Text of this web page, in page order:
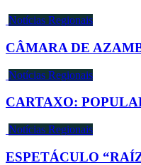
Notícias Regionais
CÂMARA DE
Notícias Regionais
CARTAXO:
Notícias Regionais
ESPETÁCULO